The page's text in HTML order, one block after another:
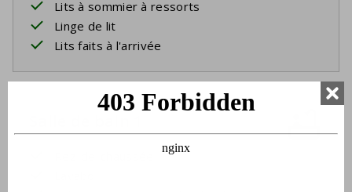
Lits à sommier à ressorts
Linge de lit
Lits faits à l'arrivée